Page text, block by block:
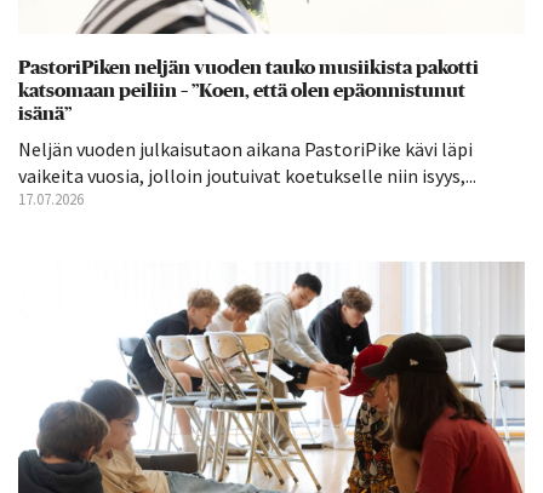
PastoriPiken neljän vuoden tauko musiikista pakotti
katsomaan peiliin – ”Koen, että olen epäonnistunut
isänä”
Neljän vuoden julkaisutaon aikana PastoriPike kävi läpi
vaikeita vuosia, jolloin joutuivat koetukselle niin isyys,...
17.07.2026